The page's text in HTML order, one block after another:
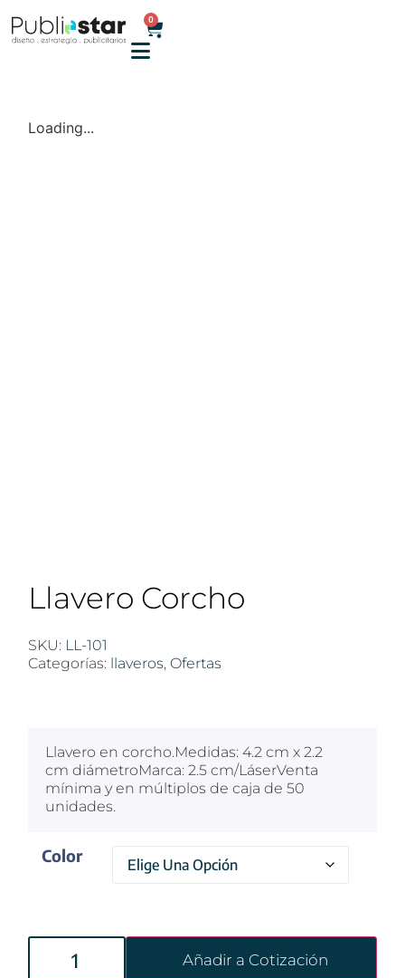
0
Loading...
Llavero Corcho
SKU: LL-101
Categorías:
llaveros, Ofertas
Llavero en corcho.Medidas: 4.2 cm x 2.2
cm diámetroMarca: 2.5 cm/LáserVenta
mínima y en múltiplos de caja de 50
unidades.
Color
Añadir a Cotización